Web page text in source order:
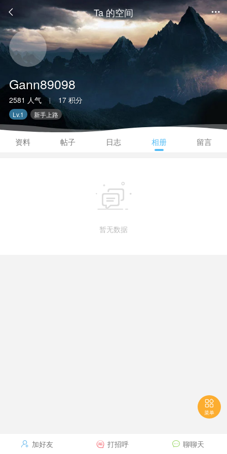
 Ta 的空间 
Gann89098
2581 人气 | 17 积分
Lv.1 新手上路
资料 帖子 日志 相册 留言

暂无数据
 加好友  打招呼  聊聊天

菜单